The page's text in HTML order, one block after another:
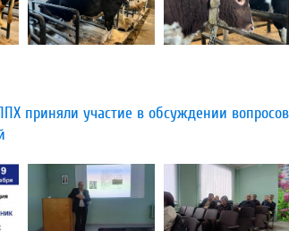
приняли участие в обсуждении вопросов